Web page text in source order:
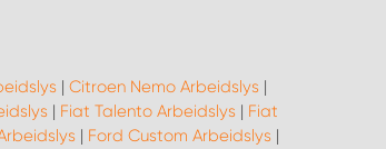
| Citroen Nemo Arbeidslys |
| Fiat Talento Arbeidslys | Fiat
| Ford Custom Arbeidslys |